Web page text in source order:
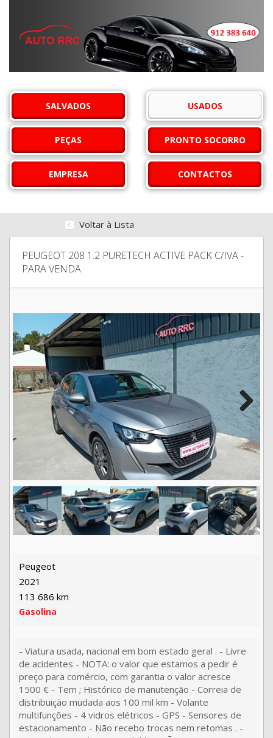
SALVADOS USADOS
PEÇAS PRONTO SOCORRO
EMPRESA CONTACTOS
Voltar à Lista
PEUGEOT 208 1.2 PURETECH ACTIVE PACK C/IVA -
PARA VENDA
Next
Next
Peugeot
2021
113 686 km
Gasolina
- Viatura usada, nacional em bom estado geral . - Livre
de acidentes - NOTA: o valor que estamos a pedir é
preço para comércio, com garantia o valor acresce
1500 € - Tem ; Histórico de manutenção - Correia de
distribuição mudada aos 100 mil km - Volante
multifunções - 4 vidros elétricos - GPS - Sensores de
estacionamento - Não recebo trocas nem retomas . -